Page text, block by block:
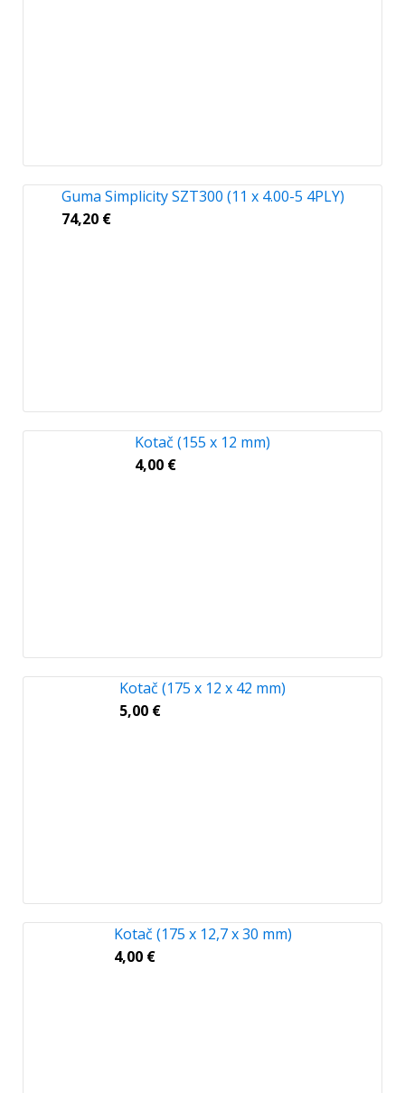
Guma Simplicity SZT300 (11 x 4.00-5 4PLY)
74,20 €
Kotač (155 x 12 mm)
4,00 €
Kotač (175 x 12 x 42 mm)
5,00 €
Kotač (175 x 12,7 x 30 mm)
4,00 €